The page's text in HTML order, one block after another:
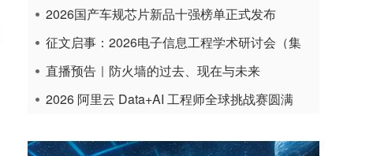
2026国产车规芯片新品十强榜单正式发布
征文启事：2026电子信息工程学术研讨会（集
成电路应用杂志）
直播预告｜防火墙的过去、现在与未来
2026 阿里云 Data+AI 工程师全球挑战赛圆满